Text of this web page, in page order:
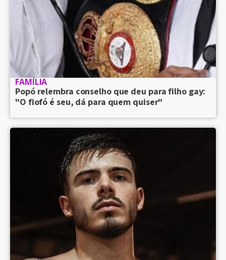
FAMÍLIA
Popó relembra conselho que deu para filho gay:
"O fiofó é seu, dá para quem quiser"